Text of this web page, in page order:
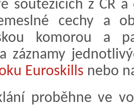
soutěžících z ČR
cechy a
komorou a
záznamy
Euroskills nebo
proběhne ve